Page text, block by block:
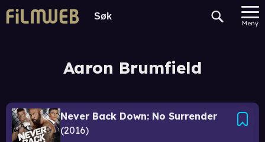
Meny
Aaron Brumfield
Never Back Down: No Surrender
2016